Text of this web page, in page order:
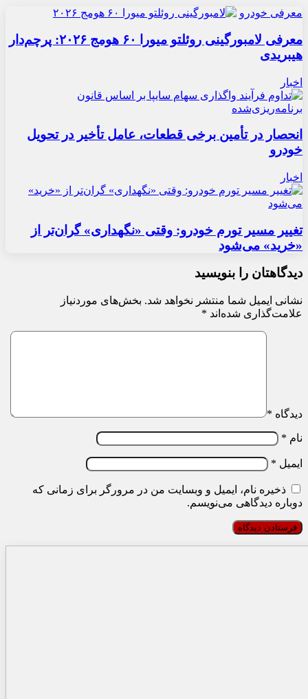
معرفی خودرو
معرفی لامبورگینی روئلتو میورا ۶۰ هومج ۲۰۲۶: پرچم‌دار
هیبریدی
اخبار
انحصار در تأمین برخی قطعات، عامل تأخیر در تحویل
خودرو
اخبار
تغییر مسیر تورم خودرو: وقتی «نگهداری» گران‌تر از
«خرید» می‌شود
دیدگاهتان را بنویسید
نشانی ایمیل شما منتشر نخواهد شد. بخش‌های موردنیاز
علامت‌گذاری شده‌اند *
دیدگاه *
نام *
ایمیل *
ذخیره نام، ایمیل و وبسایت من در مرورگر برای زمانی که
دوباره دیدگاهی می‌نویسم.